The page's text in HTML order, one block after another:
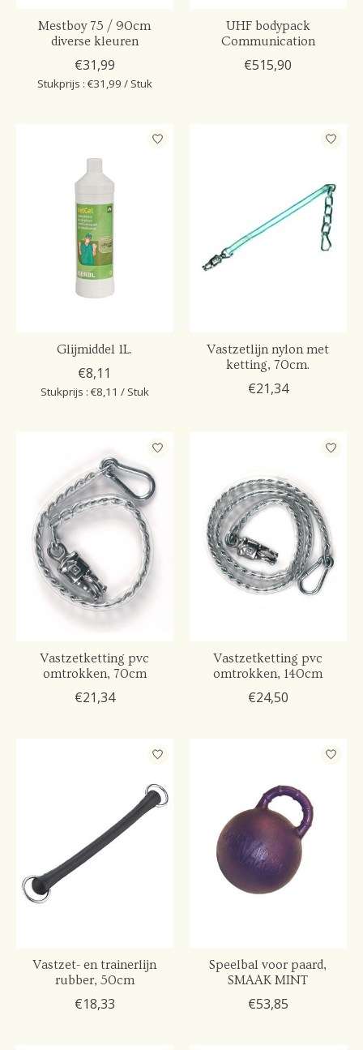
Mestboy 75 / 90cm
diverse kleuren
€31,99
Stukprijs : €31,99 / Stuk
UHF bodypack
Communication
€515,90
Glijmiddel 1L.
€8,11
Stukprijs : €8,11 / Stuk
Vastzetlijn nylon met
ketting, 70cm.
€21,34
Vastzetketting pvc
omtrokken, 70cm
€21,34
Vastzetketting pvc
omtrokken, 140cm
€24,50
Vastzet- en trainerlijn
rubber, 50cm
€18,33
Speelbal voor paard,
SMAAK MINT
€53,85